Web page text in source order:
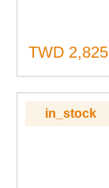
TWD 2,825
in_stock